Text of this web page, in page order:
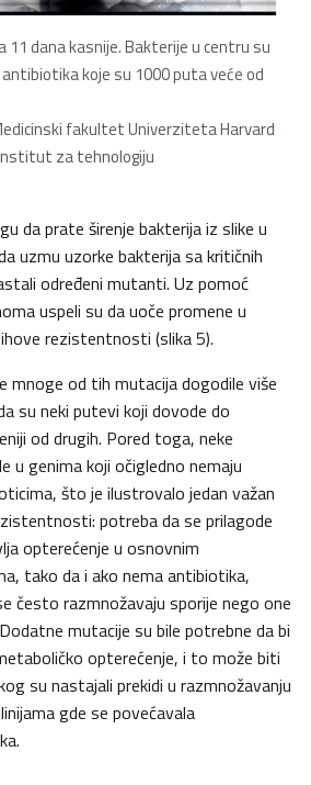
11 dana kasnije. Bakterije u centru su
koje su 1000 puta veće od
fakultet Univerziteta Harvard
za tehnologiju
da prate širenje bakterija iz slike u
uzmu uzorke bakterija sa kritičnih
određeni mutanti. Uz pomoć
uspeli su da uoče promene u
rezistentnosti (slika 5).
mnoge od tih mutacija dogodile više
su neki putevi koji dovode do
od drugih. Pored toga, neke
u genima koji očigledno nemaju
što je ilustrovalo jedan važan
potreba da se prilagode
opterećenje u osnovnim
tako da i ako nema antibiotika,
često razmnožavaju sporije nego one
mutacije su bile potrebne da bi
opterećenje, i to može biti
su nastajali prekidi u razmnožavanju
gde se povećavala